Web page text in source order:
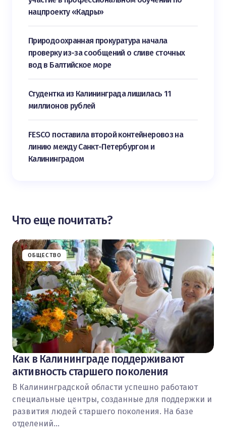
нацпроекту «Кадры»
Природоохранная прокуратура начала
проверку из-за сообщений о сливе сточных
вод в Балтийское море
Студентка из Калининграда лишилась 11
миллионов рублей
FESCO поставила второй контейнеровоз на
линию между Санкт-Петербургом и
Калининградом
Что еще почитать?
ОБЩЕСТВО
Как в Калининграде поддерживают
активность старшего поколения
В Калининградской области успешно работают
специальные центры, созданные для поддержки и
развития людей старшего поколения. На базе
отделений…